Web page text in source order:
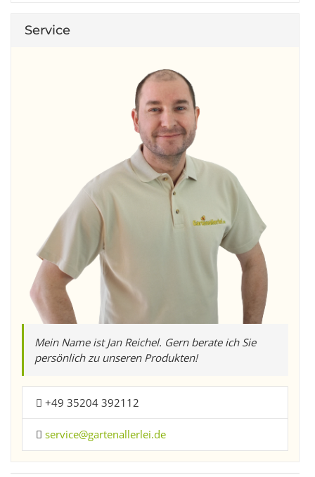
Service
Mein Name ist Jan Reichel. Gern berate ich Sie
persönlich zu unseren Produkten!
+49 35204 392112
service@gartenallerlei.de